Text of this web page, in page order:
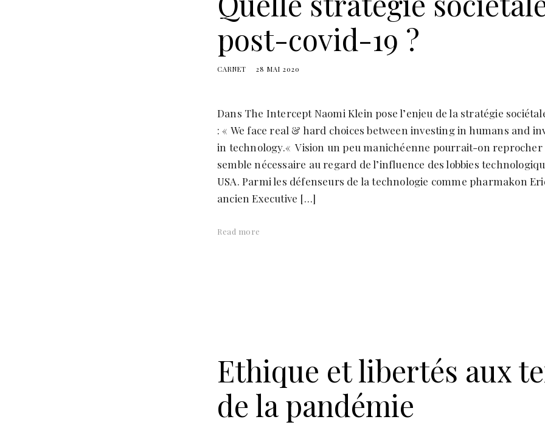
post-covid-19 ?
CARNET 28 MAI 2020
Dans The Intercept Naomi Klein pose l’enjeu de la stratégie
: « We face real & hard choices between investing in humans and
in technology.« Vision un peu manichéenne pourrait-on reprocher
semble nécessaire au regard de l’influence des lobbies
USA. Parmi les défenseurs de la technologie comme pharmakon
ancien Executive […]
Read more
Ethique et libertés aux
de la pandémie